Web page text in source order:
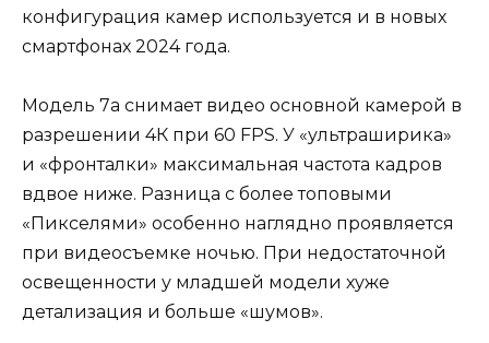
конфигурация камер используется и в новых
смартфонах 2024 года.
Модель 7а снимает видео основной камерой в
разрешении 4К при 60 FPS. У «ультраширика»
и «фронталки» максимальная частота кадров
вдвое ниже. Разница с более топовыми
«Пикселями» особенно наглядно проявляется
при видеосъемке ночью. При недостаточной
освещенности у младшей модели хуже
детализация и больше «шумов».